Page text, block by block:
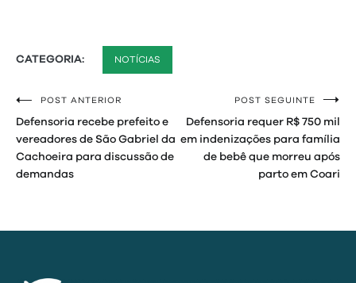
CATEGORIA: NOTÍCIAS
Navegação
de
Post
POST ANTERIOR
Defensoria recebe prefeito e
vereadores de São Gabriel da
Cachoeira para discussão de
demandas
POST SEGUINTE
Defensoria requer R$ 750 mil
em indenizações para família
de bebê que morreu após
parto em Coari